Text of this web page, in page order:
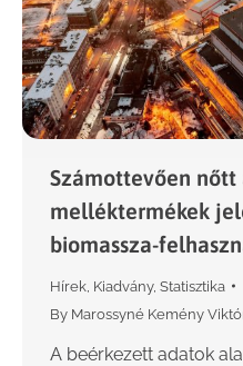
Számottevően nőtt
melléktermékek
biomassza-
Hírek Kiadvány, Statisztika
By Marossyné Kemény
A beérkezett adatok